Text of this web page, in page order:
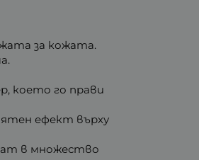
за кожата.
което го прави
ефект върху
в множество